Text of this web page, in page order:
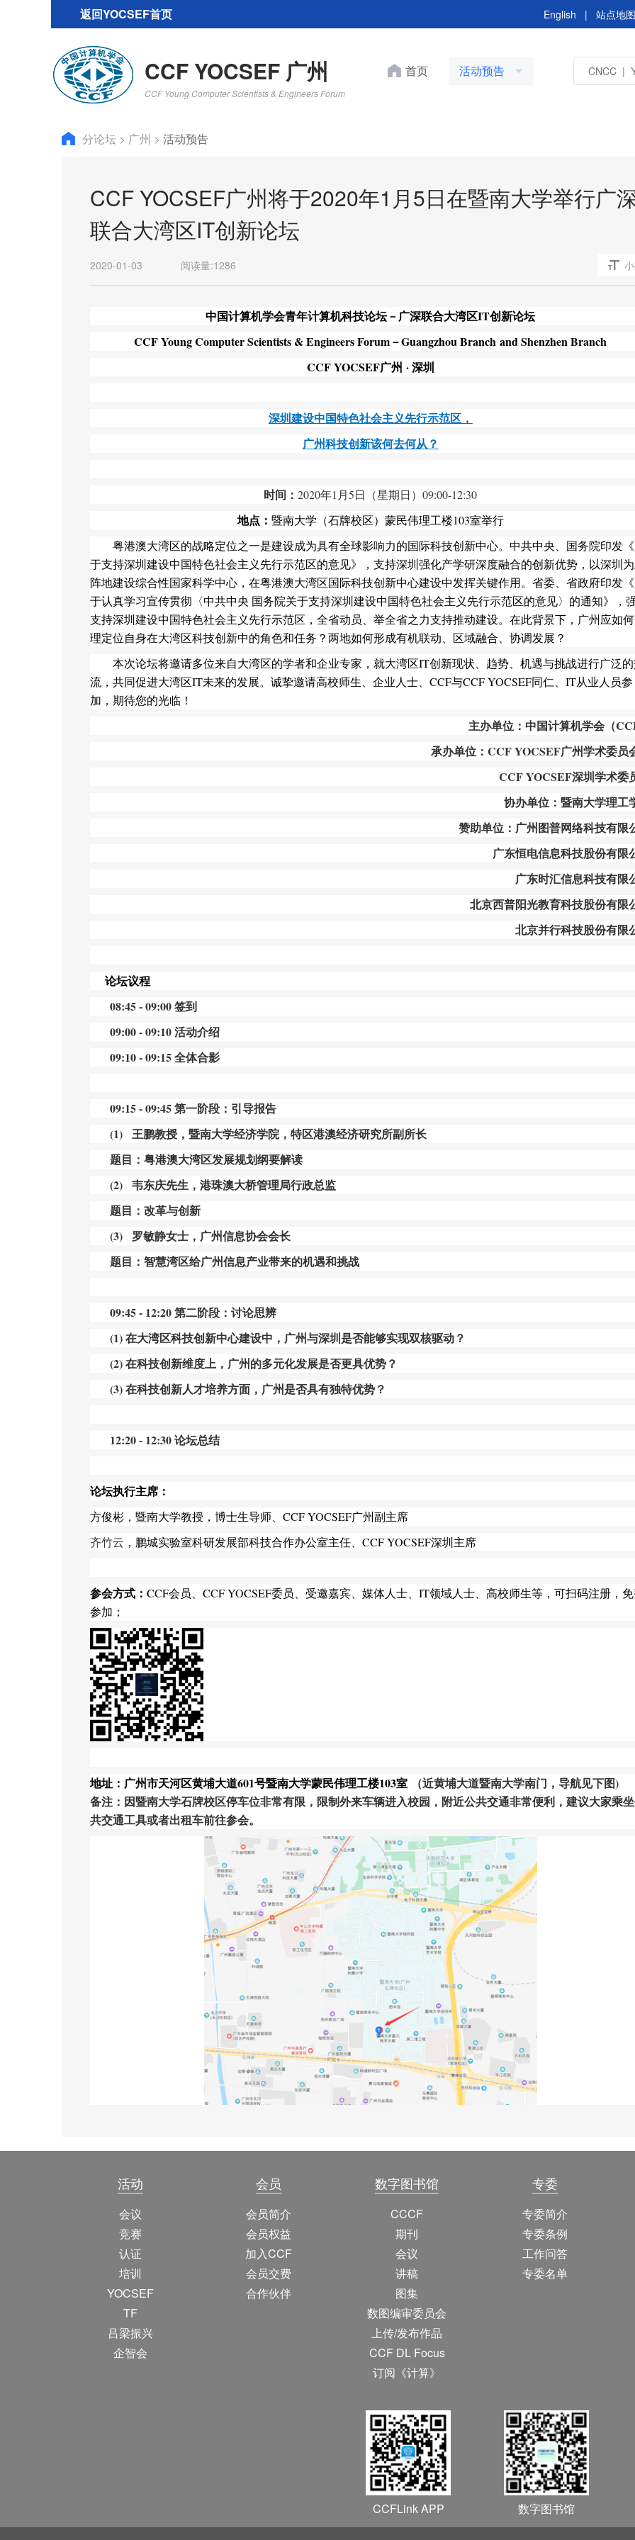
返回YOCSEF首页 English | 站点地图
CCF YOCSEF 广州
CCF Young Computer Scientists & Engineers Forum
首页 活动预告
分论坛 > 广州 > 活动预告
CCF YOCSEF广州将于2020年1月5日在暨南大学举行广
联合大湾区IT创新论坛
2020-01-03 阅读量:1286
中国计算机学会青年计算机科技论坛－广深联合大湾区IT创新论坛
CCF Young Computer Scientists & Engineers Forum－Guangzhou Branch and Shenzhen Branch
CCF YOCSEF广州 · 深圳
深圳建设中国特色社会主义先行示范区，
广州科技创新该何去何从？
时间：2020年1月5日（星期日）09:00-12:30
地点： 暨南大学 （石牌校区） 蒙民伟理工楼103室举行
粤港澳大湾区的战略定位之一是建设成为具有全球影响力的国际科技创新中心。中共中央、国务院印发
于支持深圳建设中国特色社会主义先行示范区的意见》，支持深圳强化产学研深度融合的创新优势，以深圳
阵地建设综合性国家科学中心，在粤港澳大湾区国际科技创新中心建设中发挥关键作用。省委、省政府印发
于认真学习宣传贯彻〈中共中央 国务院关于支持深圳建设中国特色社会主义先行示范区的意见〉的通知》，
支持深圳建设中国特色社会主义先行示范区，全省动员、举全省之力支持推动建设。在此背景下，广州应如
理定位自身在大湾区科技创新中的角色和任务？两地如何形成有机联动、区域融合、协调发展？
本次论坛将邀请多位来自大湾区的学者和企业专家，就大湾区IT创新现状、趋势、机遇与挑战进行广泛
流，共同促进大湾区IT未来的发展。诚挚邀请高校师生、企业人士、CCF与CCF YOCSEF同仁、IT从业人员参
加，期待您的光临！
主办单位：中国计算机学会（
承办单位： CCF YOCSEF广州学术委员
CCF YOCSEF深圳学术委
协办单位：暨南大学理工
赞助单位：广州图普网络科技有限
广东恒电信息科技股份有限
广东时汇信息科技有限
北京西普阳光教育科技股份有限
北京并行科技股份有限
论坛议程
08:45 - 09:00 签到
09:00 - 09:10 活动介绍
09:10 - 09:15 全体合影
09:15 - 09:45 第一阶段：引导报告
(1) 王鹏教授，暨南大学经济学院，特区港澳经济研究所副所长
题目：粤港澳大湾区发展规划纲要解读
(2) 韦东庆先生，港珠澳大桥管理局行政总监
题目：改革与创新
(3) 罗敏静女士，广州信息协会会长
题目：智慧湾区给广州信息产业带来的机遇和挑战
09:45 - 12:20 第二阶段：讨论思辨
(1) 在大湾区科技创新中心建设中，广州与深圳是否能够实现双核驱动？
(2) 在科技创新维度上，广州的多元化发展是否更具优势？
(3) 在科技创新人才培养方面，广州是否具有独特优势？
12:20 - 12:30 论坛总结
论坛执行主席：
方俊彬 ， 暨南大学教授 ， 博士生导师、 CCF YOCSEF广州副主席
齐竹云 ， 鹏城实验室科研发展部科技合作办公室主任 CCF YOCSEF深圳主席
参会方式： CCF会员、CCF YOCSEF委员、受邀嘉宾、媒体人士、IT领域人士、 高校师生等，可扫码注册 ，
参加；
地址： 广州市天河区黄埔大道601号暨南大学蒙民伟理工楼103室 （近黄埔大道暨南大学南门 ， 导航见下图)
备注：因暨南大学石牌校区停车位非常有限，限制外来车辆进入校园，附近公共交通非常便利，建议大家乘
共交通工具或者出租车前往参会。
活动
会议
竞赛
认证
培训
YOCSEF
TF
吕梁振兴
企智会
会员
会员简介
会员权益
加入CCF
会员交费
合作伙伴
数字图书馆
CCCF
期刊
会议
讲稿
图集
数图编审委员会
上传/发布作品
CCF DL Focus
订阅《计算》
专委
专委简介
专委条例
工作问答
专委名单
CCFLink APP 数字图书馆